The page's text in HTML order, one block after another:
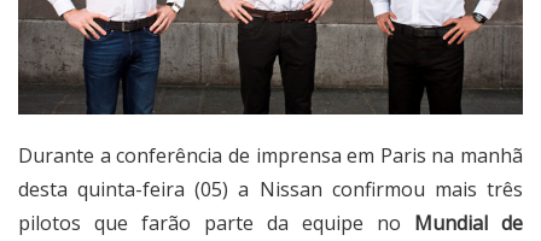
Durante a conferência de imprensa em Paris na manhã
desta quinta-feira (05) a Nissan confirmou mais três
pilotos que farão parte da equipe no Mundial de